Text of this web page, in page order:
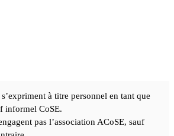
à titre personnel en tant que
informel CoSE.
pas l’association ACoSE, sauf